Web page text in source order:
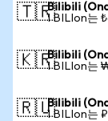
🇹🇷Bilibili
1 BILIon는
🇰🇷Bilibili
1 BILIon는
🇷🇺Bilibili
1 BILIon는